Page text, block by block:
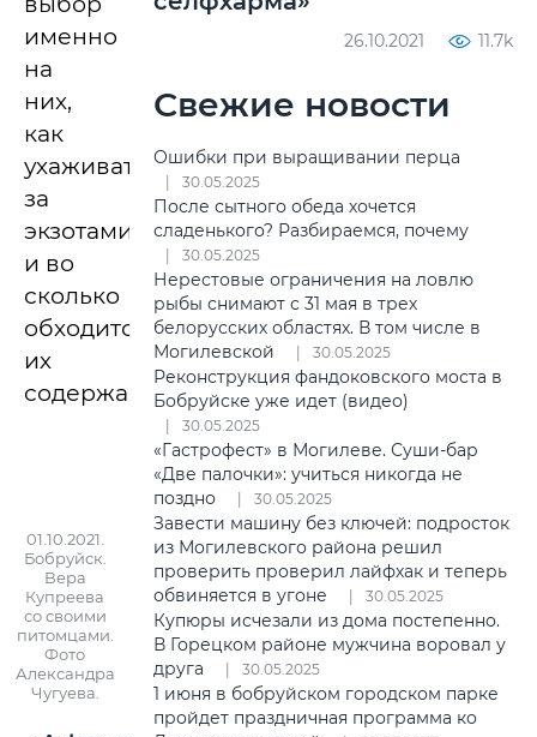
именно
на
них,
как
ухаживать
за
экзотами
и во
сколько
обходится
их
содержание.
01.10.2021.
Бобруйск.
Вера
Купреева
со своими
питомцами.
Фото
Александра
Чугуева.
26.10.2021 11.7k
Свежие новости
Ошибки при выращивании перца
30.05.2025
После сытного обеда хочется
сладенького? Разбираемся, почему
30.05.2025
Нерестовые ограничения на ловлю
рыбы снимают с 31 мая в трех
белорусских областях. В том числе в
Могилевской
30.05.2025
Реконструкция фандоковского моста в
Бобруйске уже идет (видео)
30.05.2025
«Гастрофест» в Могилеве. Суши-бар
«Две палочки»: учиться никогда не
поздно
30.05.2025
Завести машину без ключей: подросток
из Могилевского района решил
проверить проверил лайфхак и теперь
обвиняется в угоне
30.05.2025
Купюры исчезали из дома постепенно.
В Горецком районе мужчина воровал у
друга
30.05.2025
1 июня в бобруйском городском парке
пройдет праздничная программа ко